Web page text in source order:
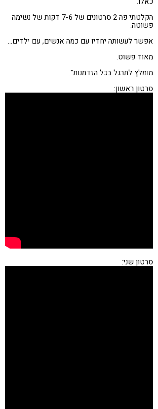
הקלטתי פה 2 סרטונים של 7-6 דקות של נשימה
פשוטה.
אפשר לעשותה יחדיו עם כמה אנשים, עם ילדים…
מאוד פשוט.
מומלץ לתרגל בכל הזדמנות".
סרטון ראשון:
סרטון שני: